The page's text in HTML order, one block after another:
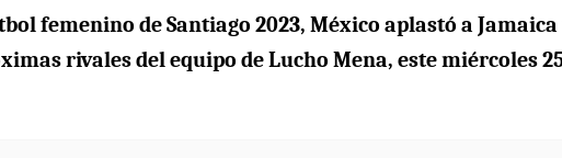
femenino de Santiago 2023, México aplastó a
rivales del equipo de Lucho Mena, este miércoles